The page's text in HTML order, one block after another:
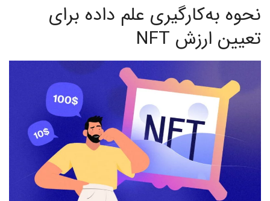
نحوه به‌کار‌گیری علم داده برای
تعیین ارزش NFT